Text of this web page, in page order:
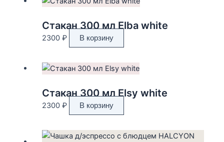
Стакан 300 мл Elba white
2300 ₽ В корзину
Стакан 300 мл Elsy white
2300 ₽ В корзину